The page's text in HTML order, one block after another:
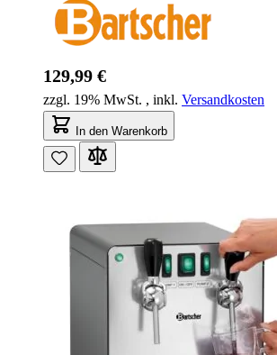
129,99 €
zzgl. 19% MwSt. , inkl. Versandkosten
In den Warenkorb